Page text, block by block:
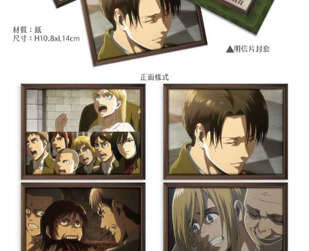
每筆NT$100，滿NT$1,300(含以上)免運費
宅配-離島(澎湖/金門/馬祖)-木棉花樂園專用
每筆NT$150